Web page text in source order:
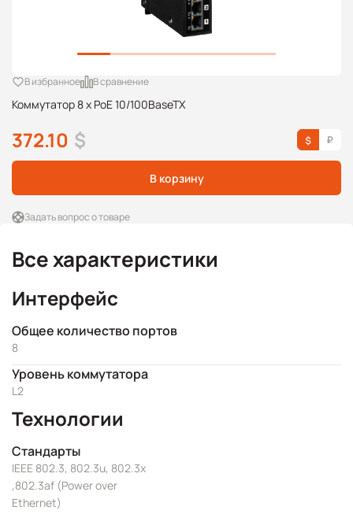
Коммутатор 8 x PoE 10/100BaseTX
В избранное В сравнение
372.10 $
В корзину
Задать вопрос о товаре
Все характеристики
Интерфейс
Общее количество портов
8
Уровень коммутатора
L2
Технологии
Стандарты
IEEE 802.3, 802.3u, 802.3x
,802.3af (Power over
Ethernet)